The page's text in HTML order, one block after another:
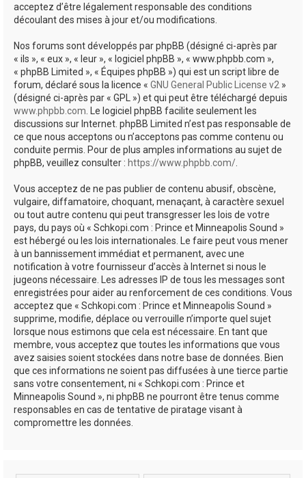
acceptez d’être légalement responsable des conditions
découlant des mises à jour et/ou modifications.
Nos forums sont développés par phpBB (désigné ci-après par
« ils », « eux », « leur », « logiciel phpBB », « www.phpbb.com »,
« phpBB Limited », « Équipes phpBB ») qui est un script libre de
forum, déclaré sous la licence « GNU General Public License v2 »
(désigné ci-après par « GPL ») et qui peut être téléchargé depuis
www.phpbb.com . Le logiciel phpBB facilite seulement les
discussions sur Internet. phpBB Limited n’est pas responsable de
ce que nous acceptons ou n’acceptons pas comme contenu ou
conduite permis. Pour de plus amples informations au sujet de
phpBB, veuillez consulter : https://www.phpbb.com/
Vous acceptez de ne pas publier de contenu abusif, obscène,
vulgaire, diffamatoire, choquant, menaçant, à caractère sexuel
ou tout autre contenu qui peut transgresser les lois de votre
pays, du pays où « Schkopi.com : Prince et Minneapolis Sound »
est hébergé ou les lois internationales. Le faire peut vous mener
à un bannissement immédiat et permanent, avec une
notification à votre fournisseur d’accès à Internet si nous le
jugeons nécessaire. Les adresses IP de tous les messages sont
enregistrées pour aider au renforcement de ces conditions. Vous
acceptez que « Schkopi.com : Prince et Minneapolis Sound »
supprime, modifie, déplace ou verrouille n’importe quel sujet
lorsque nous estimons que cela est nécessaire. En tant que
membre, vous acceptez que toutes les informations que vous
avez saisies soient stockées dans notre base de données. Bien
que ces informations ne soient pas diffusées à une tierce partie
sans votre consentement, ni « Schkopi.com : Prince et
Minneapolis Sound », ni phpBB ne pourront être tenus comme
responsables en cas de tentative de piratage visant à
compromettre les données.